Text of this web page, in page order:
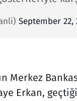
September 22,
Merkez
Erkan,